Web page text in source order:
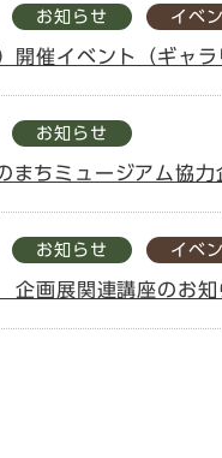
お知らせ イベ
開催イベント（ギャ
お知らせ
まちミュージアム協力
お知らせ イベ
画展関連講座のお知